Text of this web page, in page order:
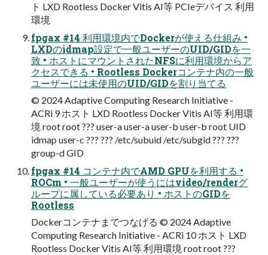
ト LXD Rootless Docker Vitis AI等 PCIeデバイス 利用
環境
fpgax #14 利用環境内でDockerが使える仕組み •
LXDのidmap設定で一般ユーザーのUID/GIDを一
致 • ホストにマウントされたNFSに利用環境からア
クセスできる • Rootless Dockerコンテナ内の一般
ユーザーには未使用のUID/GIDを割り当てる
©︎ 2024 Adaptive Computing Research Initiative -
ACRi 9 ホスト LXD Rootless Docker Vitis AI等 利用環
境 root root ??? user-a user-a user-b user-b root UID
idmap user-c ??? ??? /etc/subuid /etc/subgid ??? ???
group-d GID
fpgax #14 コンテナ内でAMD GPUを利用する •
ROCm • 一般ユーザーが使うにはvideo/renderグ
ループに属している必要あり • ホストのGIDを
Rootless
Dockerコンテナまでつなげる ©︎ 2024 Adaptive
Computing Research Initiative - ACRi 10 ホスト LXD
Rootless Docker Vitis AI等 利用環境 root root ???